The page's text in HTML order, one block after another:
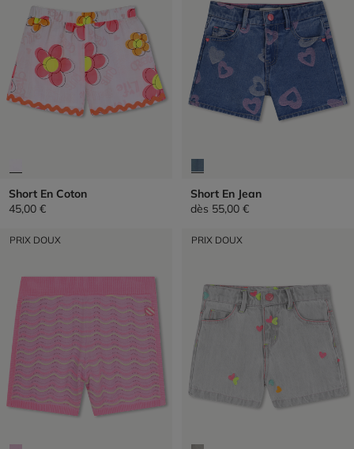
Short En Coton
45,00 €
Short En Jean
dès 55,00 €
PRIX DOUX PRIX DOUX